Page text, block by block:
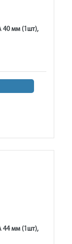
40 мм (1шт),
44 мм (1шт),